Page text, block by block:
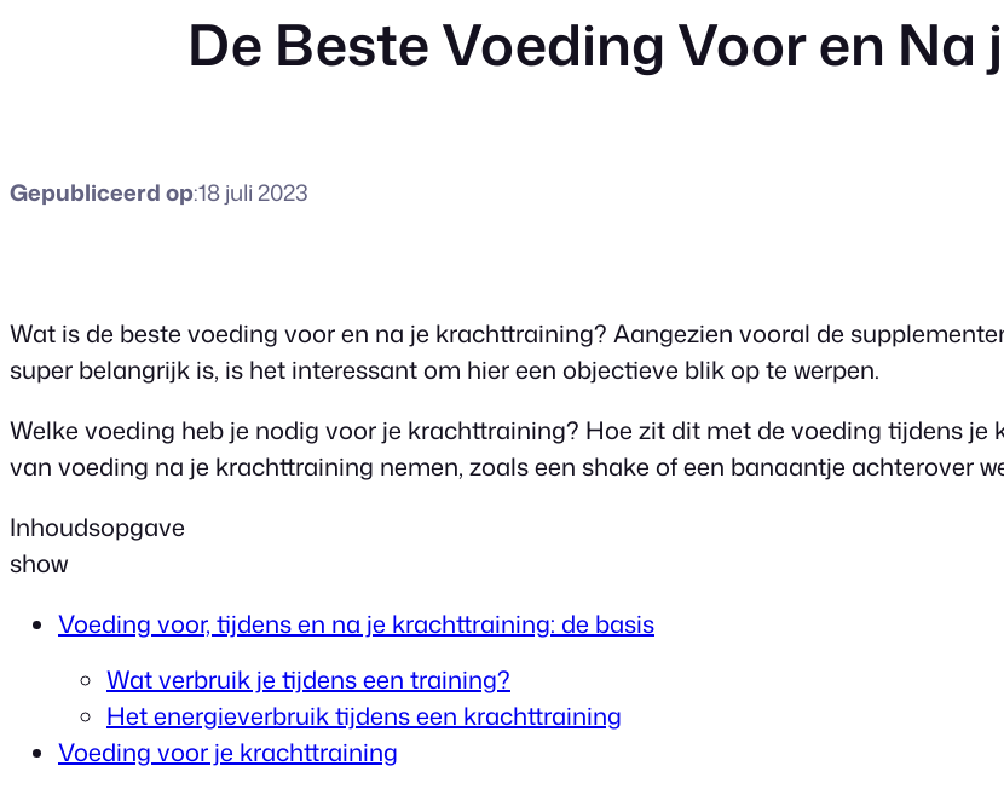
De Beste Voeding Voor en
Gepubliceerd op:18 juli 2023
Wat is de beste voeding voor en na je krachttraining? Aangezien vooral de
super belangrijk is, is het interessant om hier een objectieve blik op te werpen.
Welke voeding heb je nodig voor je krachttraining? Hoe zit dit met de voeding tijdens
van voeding na je krachttraining nemen, zoals een shake of een banaantje achterover
Inhoudsopgave
show
Voeding voor, tijdens en na je krachttraining: de basis
Wat verbruik je tijdens een training?
Het energieverbruik tijdens een krachttraining
Voeding voor je krachttraining